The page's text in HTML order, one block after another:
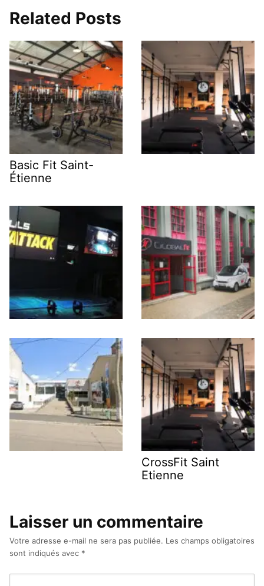
Related Posts
Basic Fit Saint-
Étienne
CrossFit Saint
Etienne
Laisser un commentaire
Votre adresse e-mail ne sera pas publiée. Les champs obligatoires
sont indiqués avec *